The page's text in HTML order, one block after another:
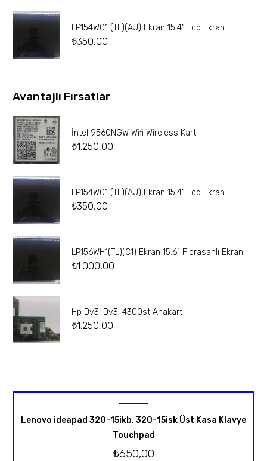
LP154W01 (TL)(AJ) Ekran 15.4” Lcd Ekran
₺350,00
Avantajlı Fırsatlar
İntel 9560NGW Wifi Wireless Kart
₺1.250,00
LP154W01 (TL)(AJ) Ekran 15.4” Lcd Ekran
₺350,00
LP156WH1(TL)(C1) Ekran 15.6” Florasanlı Ekran
₺1.000,00
Hp Dv3, Dv3-4300st Anakart
₺1.250,00
Lenovo ideapad 320-15ikb, 320-15isk Üst Kasa Klavye
Touchpad
₺650,00